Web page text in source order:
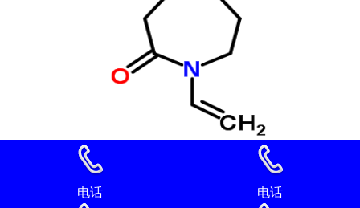
N-乙烯基已内酰胺 2235-00-9
电话 电话